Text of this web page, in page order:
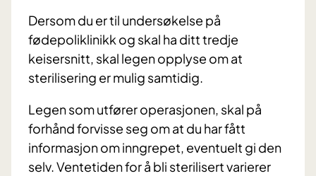
Dersom du er til undersøkelse på
fødepoliklinikk og skal ha ditt tredje
keisersnitt, skal legen opplyse om at
sterilisering er mulig samtidig.
Legen som utfører operasjonen, skal på
forhånd forvisse seg om at du har fått
informasjon om inngrepet, eventuelt gi den
selv. Ventetiden for å bli sterilisert varierer